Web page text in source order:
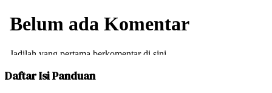
Daftar Isi Panduan